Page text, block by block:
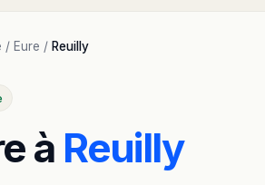
/ Eure / Reuilly
à Reuilly